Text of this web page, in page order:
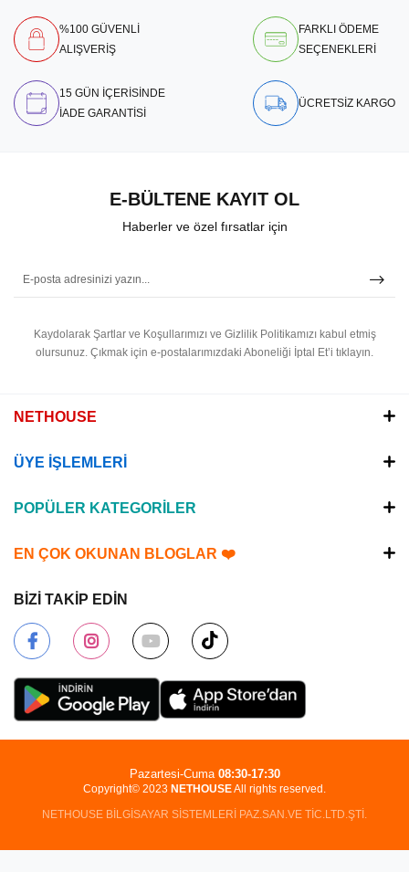
%100 GÜVENLİ
ALIŞVERİŞ
FARKLI ÖDEME
SEÇENEKLERİ
15 GÜN İÇERİSİNDE
İADE GARANTİSİ
ÜCRETSİZ KARGO
E-BÜLTENE KAYIT OL
Haberler ve özel fırsatlar için
Kaydolarak Şartlar ve Koşullarımızı ve Gizlilik Politikamızı kabul etmiş
olursunuz. Çıkmak için e-postalarımızdaki Aboneliği İptal Et’i tıklayın.
NETHOUSE
ÜYE İŞLEMLERİ
POPÜLER KATEGORİLER
EN ÇOK OKUNAN BLOGLAR ❤️
BİZİ TAKİP EDİN
Copyright© 2023 NETHOUSEAll rights reserved.
NETHOUSE BİLGİSAYAR SİSTEMLERİ PAZ.SAN.VE TİC.LTD.ŞTİ.
Pazartesi-Cuma 08:30-17:30